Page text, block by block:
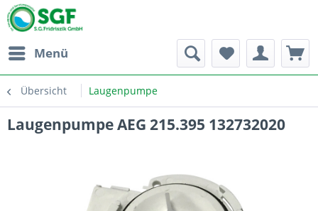
Menü
Übersicht Laugenpumpe
Laugenpumpe AEG 215.395 132732020